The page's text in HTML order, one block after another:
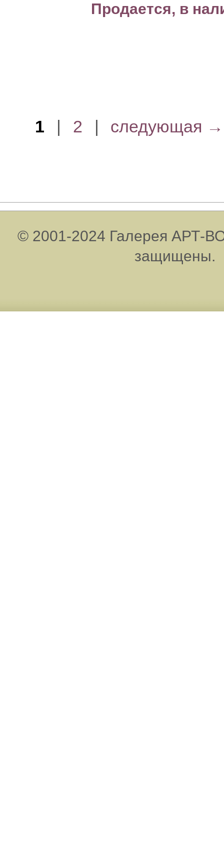
Продается, в
1 | 2 | следующая →
© 2001-2024 Галерея АРТ-
защищены.